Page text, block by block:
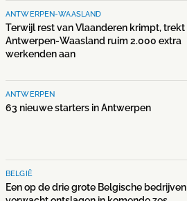
ANTWERPEN-WAASLAND
Terwijl rest van Vlaanderen krimpt, trekt
Antwerpen-Waasland ruim 2.000 extra
werkenden aan
ANTWERPEN
63 nieuwe starters in Antwerpen
BELGIË
Een op de drie grote Belgische bedrijven